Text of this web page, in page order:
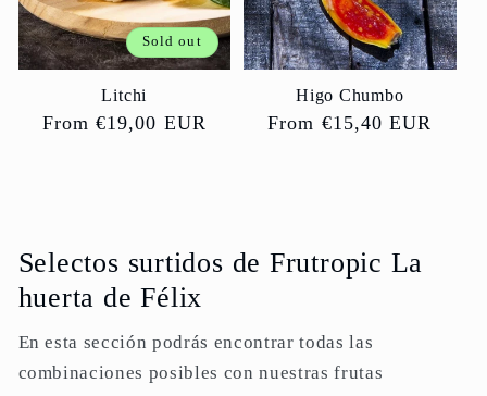
Sold out
Litchi
Regular
From €19,00 EUR
Higo Chumbo
Regular
From €15,40 EUR
Selectos surtidos de Frutropic La
huerta de Félix
En esta sección podrás encontrar todas las
combinaciones posibles con nuestras frutas